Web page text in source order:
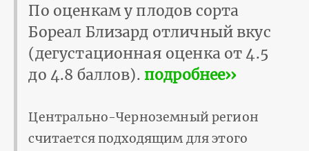
По оценкам у плодов сорта
Бореал Близард отличный вкус
(дегустационная оценка от 4.5
до 4.8 баллов). подробнее››
Центрально-Черноземный регион
считается подходящим для этого